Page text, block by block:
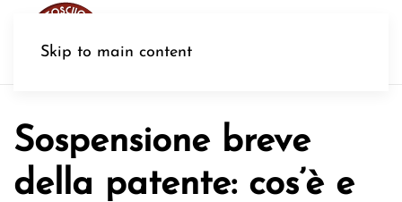
Skip to main content
Sospensione breve
della patente: cos’è e